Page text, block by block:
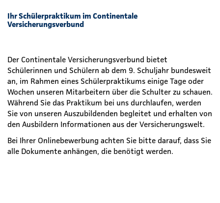
Ihr Schülerpraktikum im Continentale
Versicherungsverbund
Der Continentale Versicherungsverbund bietet
Schülerinnen und Schülern ab dem 9. Schuljahr bundesweit
an, im Rahmen eines Schülerpraktikums einige Tage oder
Wochen unseren Mitarbeitern über die Schulter zu schauen.
Während Sie das Praktikum bei uns durchlaufen, werden
Sie von unseren Auszubildenden begleitet und erhalten von
den Ausbildern Informationen aus der Versicherungswelt.
Bei Ihrer Onlinebewerbung achten Sie bitte darauf, dass Sie
alle Dokumente anhängen, die benötigt werden.